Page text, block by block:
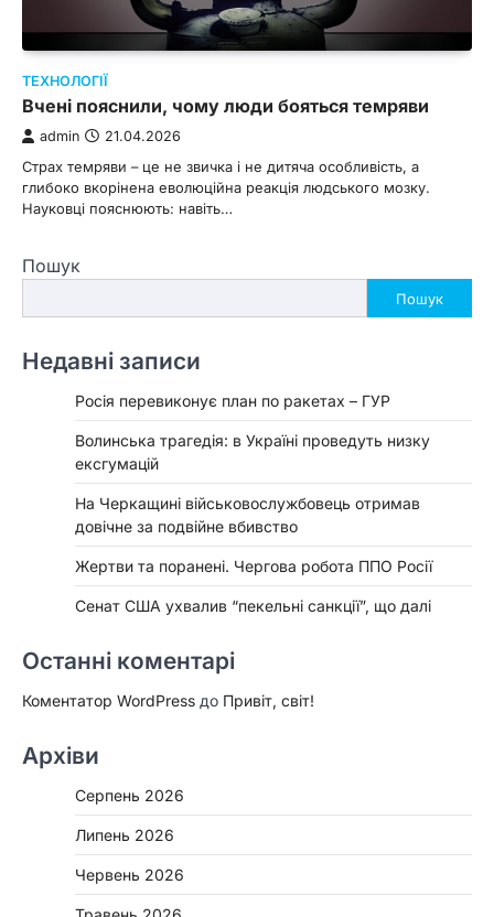
ТЕХНОЛОГІЇ
Вчені пояснили, чому люди бояться темряви
admin 21.04.2026
Страх темряви – це не звичка і не дитяча особливість, а
глибоко вкорінена еволюційна реакція людського мозку.
Науковці пояснюють: навіть…
Пошук
Пошук
Недавні записи
Росія перевиконує план по ракетах – ГУР
Волинська трагедія: в Україні проведуть низку
ексгумацій
На Черкащині військовослужбовець отримав
довічне за подвійне вбивство
Жертви та поранені. Чергова робота ППО Росії
Сенат США ухвалив “пекельні санкції”, що далі
Останні коментарі
Коментатор WordPress до Привіт, світ!
Архіви
Серпень 2026
Липень 2026
Червень 2026